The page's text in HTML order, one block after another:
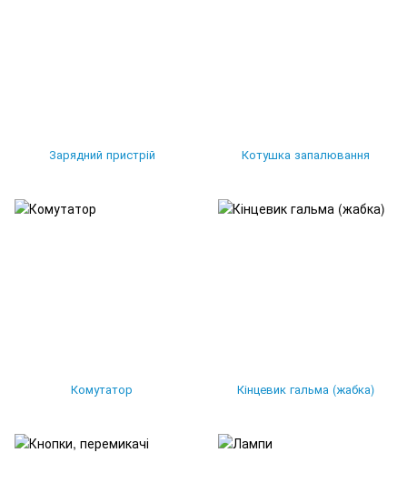
Зарядний пристрій Котушка запалювання
Комутатор Кінцевик гальма (жабка)